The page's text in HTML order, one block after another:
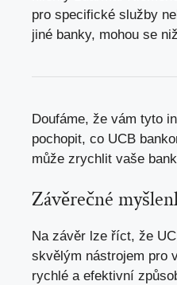
pro specifické služby
jiné banky, mohou se
Doufáme, že vám tyto
pochopit, co UCB
může zrychlit vaše
Závěrečné
Na závěr lze říct, že
skvělým nástrojem pro
rychlé a efektivní